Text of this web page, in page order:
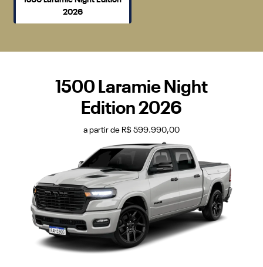
2026
1500 Laramie Night
Edition 2026
a partir de R$ 599.990,00